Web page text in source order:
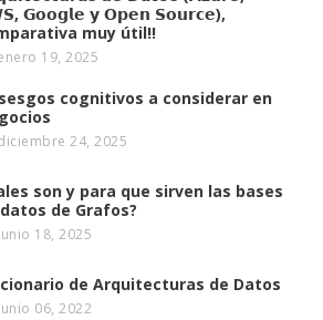
𝗚𝗼𝗼𝗴𝗹𝗲 𝘆 𝗢𝗽𝗲𝗻 𝗦𝗼𝘂𝗿𝗰𝗲),
muy útil!!
19, 2025
cognitivos a considerar en
24, 2025
son y para que sirven las bases
de Grafos?
18, 2025
de Arquitecturas de Datos
06, 2022